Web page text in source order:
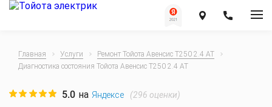
Главная Услуги
Ремонт Тойота Авенсис T250 2.4 AT
Диагностика состояния Тойота Авенсис T250 2.4 AT
5.0 на Яндексе (296 оценки)